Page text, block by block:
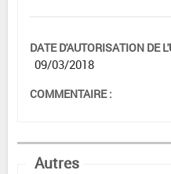
DATE D'AUTORISATION DE
09/03/2018
COMMENTAIRE :
Autres